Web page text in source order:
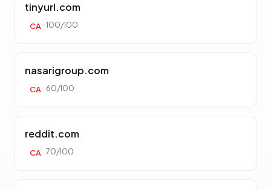
tinyurl.com
CA 100/100
nasarigroup.com
CA 60/100
reddit.com
CA 70/100